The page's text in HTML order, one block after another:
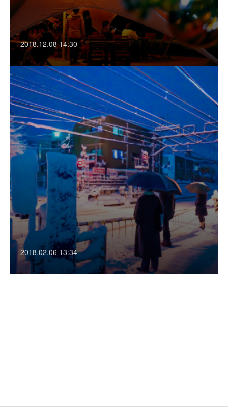
2018.12.08 14:30
2018.02.06 13:34